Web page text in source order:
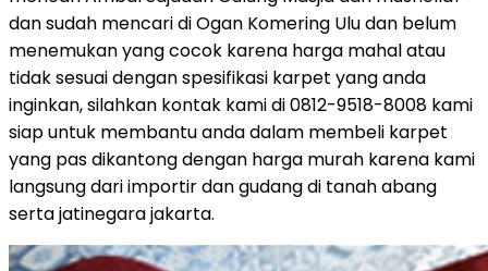
dan sudah mencari di Ogan Komering Ulu dan belum
menemukan yang cocok karena harga mahal atau
tidak sesuai dengan spesifikasi karpet yang anda
inginkan, silahkan kontak kami di 0812-9518-8008 kami
siap untuk membantu anda dalam membeli karpet
yang pas dikantong dengan harga murah karena kami
langsung dari importir dan gudang di tanah abang
serta jatinegara jakarta.